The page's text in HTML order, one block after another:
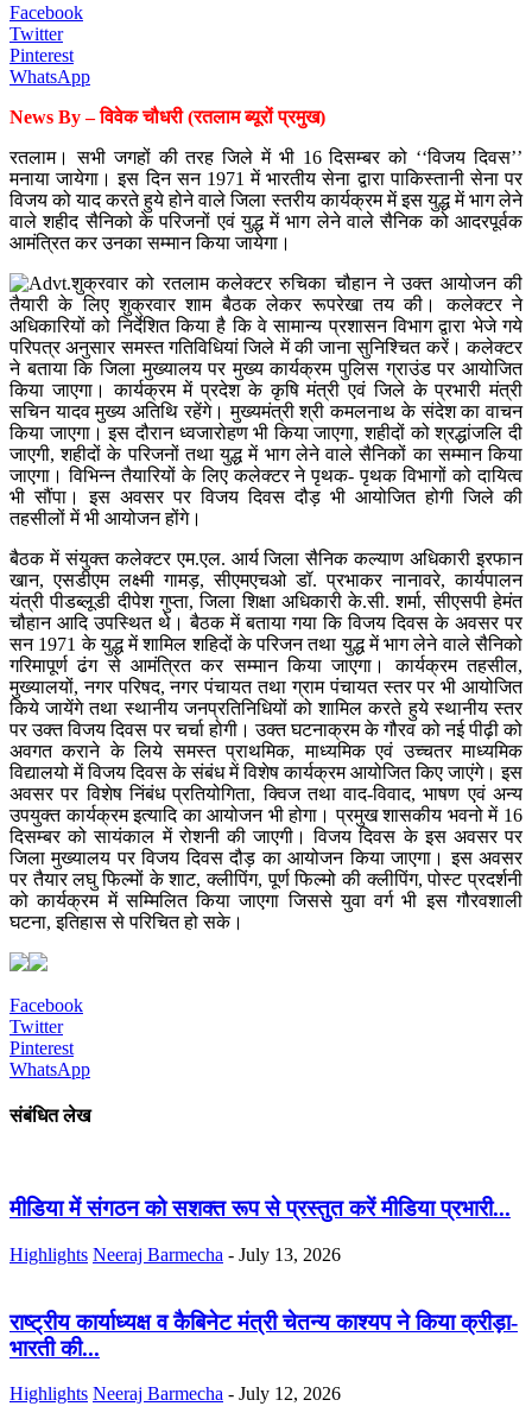
Facebook
Twitter
Pinterest
WhatsApp
News By – विवेक चौधरी (रतलाम ब्यूरों प्रमुख)
रतलाम। सभी जगहों की तरह जिले में भी 16 दिसम्बर को ‘‘विजय दिवस’’
मनाया जायेगा। इस दिन सन 1971 में भारतीय सेना द्वारा पाकिस्तानी सेना पर
विजय को याद करते हुये होने वाले जिला स्तरीय कार्यक्रम में इस युद्ध में भाग लेने
वाले शहीद सैनिको के परिजनों एवं युद्ध में भाग लेने वाले सैनिक को आदरपूर्वक
आमंत्रित कर उनका सम्मान किया जायेगा।
शुक्रवार को रतलाम कलेक्टर रुचिका चौहान ने उक्त आयोजन की
तैयारी के लिए शुक्रवार शाम बैठक लेकर रूपरेखा तय की। कलेक्टर ने
अधिकारियों को निर्देशित किया है कि वे सामान्य प्रशासन विभाग द्वारा भेजे गये
परिपत्र अनुसार समस्त गतिविधियां जिले में की जाना सुनिश्चित करें। कलेक्टर
ने बताया कि जिला मुख्यालय पर मुख्य कार्यक्रम पुलिस ग्राउंड पर आयोजित
किया जाएगा। कार्यक्रम में प्रदेश के कृषि मंत्री एवं जिले के प्रभारी मंत्री
सचिन यादव मुख्य अतिथि रहेंगे। मुख्यमंत्री श्री कमलनाथ के संदेश का वाचन
किया जाएगा। इस दौरान ध्वजारोहण भी किया जाएगा, शहीदों को श्रद्धांजलि दी
जाएगी, शहीदों के परिजनों तथा युद्ध में भाग लेने वाले सैनिकों का सम्मान किया
जाएगा। विभिन्न तैयारियों के लिए कलेक्टर ने पृथक- पृथक विभागों को दायित्व
भी सौंपा। इस अवसर पर विजय दिवस दौड़ भी आयोजित होगी जिले की
तहसीलों में भी आयोजन होंगे।
बैठक में संयुक्त कलेक्टर एम.एल. आर्य जिला सैनिक कल्याण अधिकारी इरफान
खान, एसडीएम लक्ष्मी गामड़, सीएमएचओ डॉ. प्रभाकर नानावरे, कार्यपालन
यंत्री पीडब्लूडी दीपेश गुप्ता, जिला शिक्षा अधिकारी के.सी. शर्मा, सीएसपी हेमंत
चौहान आदि उपस्थित थे। बैठक में बताया गया कि विजय दिवस के अवसर पर
सन 1971 के युद्ध में शामिल शहिदों के परिजन तथा युद्ध में भाग लेने वाले सैनिको
गरिमापूर्ण ढंग से आमंत्रित कर सम्मान किया जाएगा। कार्यक्रम तहसील,
मुख्यालयों, नगर परिषद, नगर पंचायत तथा ग्राम पंचायत स्तर पर भी आयोजित
किये जायेंगे तथा स्थानीय जनप्रतिनिधियों को शामिल करते हुये स्थानीय स्तर
पर उक्त विजय दिवस पर चर्चा होगी। उक्त घटनाक्रम के गौरव को नई पीढ़ी को
अवगत कराने के लिये समस्त प्राथमिक, माध्यमिक एवं उच्चतर माध्यमिक
विद्यालयो में विजय दिवस के संबंध में विशेष कार्यक्रम आयोजित किए जाएंगे। इस
अवसर पर विशेष निंबंध प्रतियोगिता, क्विज तथा वाद-विवाद, भाषण एवं अन्य
उपयुक्त कार्यक्रम इत्यादि का आयोजन भी होगा। प्रमुख शासकीय भवनो में 16
दिसम्बर को सायंकाल में रोशनी की जाएगी। विजय दिवस के इस अवसर पर
जिला मुख्यालय पर विजय दिवस दौड़ का आयोजन किया जाएगा। इस अवसर
पर तैयार लघु फिल्मों के शाट, क्लीपिंग, पूर्ण फिल्मो की क्लीपिंग, पोस्ट प्रदर्शनी
को कार्यक्रम में सम्मिलित किया जाएगा जिससे युवा वर्ग भी इस गौरवशाली
घटना, इतिहास से परिचित हो सके।
Facebook
Twitter
Pinterest
WhatsApp
संबंधित लेख
मीडिया में संगठन को सशक्त रूप से प्रस्तुत करें मीडिया प्रभारी...
Highlights Neeraj Barmecha - July 13, 2026
राष्ट्रीय कार्याध्यक्ष व कैबिनेट मंत्री चेतन्य काश्यप ने किया क्रीड़ा-
भारती की...
Highlights Neeraj Barmecha - July 12, 2026